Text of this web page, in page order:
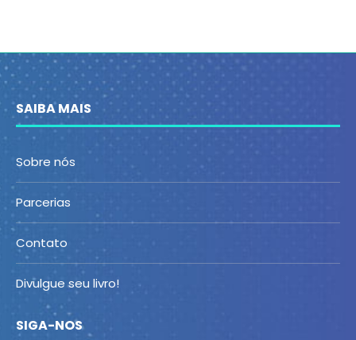
SAIBA MAIS
Sobre nós
Parcerias
Contato
Divulgue seu livro!
SIGA-NOS